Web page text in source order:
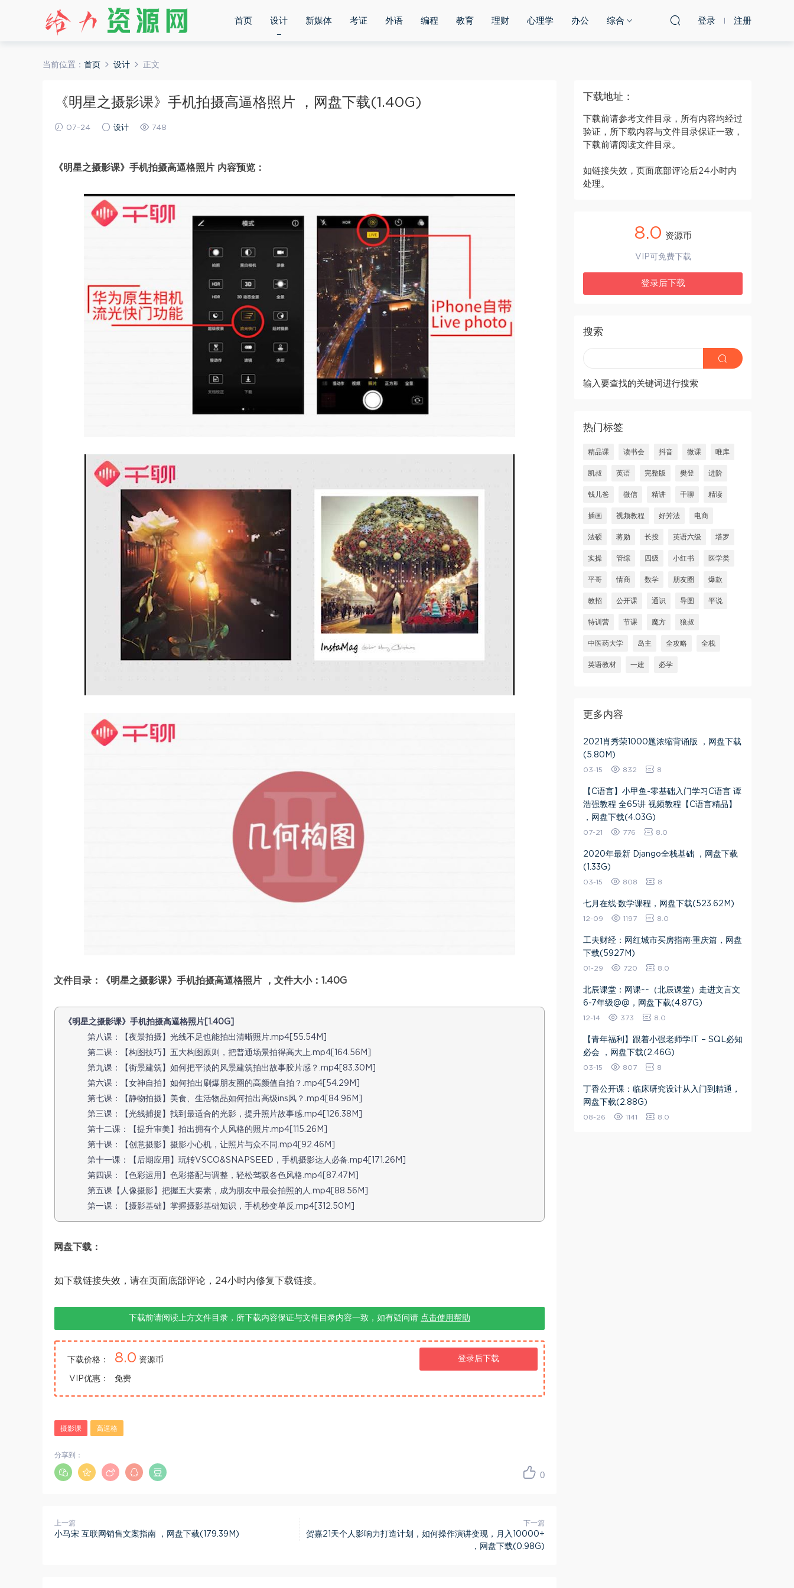
首页 设计 新媒体 考证 外语 编程 教育 理财 心理学 办公 综合 登录 注册
当前位置： 首页 设计 正文
《明星之摄影课》手机拍摄高逼格照片 ，网盘下载(1.40G)
07-24 设计 748
《明星之摄影课》手机拍摄高逼格照片 内容预览：
文件目录：《明星之摄影课》手机拍摄高逼格照片 ，文件大小：1.40G
《明星之摄影课》手机拍摄高逼格照片[1.40G]
第八课：【夜景拍摄】光线不足也能拍出清晰照片.mp4[55.54M]
第二课：【构图技巧】五大构图原则，把普通场景拍得高大上.mp4[164.56M]
第九课：【街景建筑】如何把平淡的风景建筑拍出故事胶片感？.mp4[83.30M]
第六课：【女神自拍】如何拍出刷爆朋友圈的高颜值自拍？.mp4[54.29M]
第七课：【静物拍摄】美食、生活物品如何拍出高级ins风？.mp4[84.96M]
第三课：【光线捕捉】找到最适合的光影，提升照片故事感.mp4[126.38M]
第十二课：【提升审美】拍出拥有个人风格的照片.mp4[115.26M]
第十课：【创意摄影】摄影小心机，让照片与众不同.mp4[92.46M]
第十一课：【后期应用】玩转VSCO&SNAPSEED，手机摄影达人必备.mp4[171.26M]
第四课：【色彩运用】色彩搭配与调整，轻松驾驭各色风格.mp4[87.47M]
第五课【人像摄影】把握五大要素，成为朋友中最会拍照的人.mp4[88.56M]
第一课：【摄影基础】掌握摄影基础知识，手机秒变单反.mp4[312.50M]
网盘下载：
如下载链接失效，请在页面底部评论，24小时内修复下载链接。
下载前请阅读上方文件目录，所下载内容保证与文件目录内容一致，如有疑问请 点击使用帮助
下载价格： 8.0 资源币
VIP优惠： 免费
登录后下载
摄影课 高逼格
0
分享到：
上一篇
小马宋 互联网销售文案指南 ，网盘下载(179.39M)
下一篇
贺嘉21天个人影响力打造计划，如何操作演讲变现，月入10000+
，网盘下载(0.98G)
下载地址：
下载前请参考文件目录，所有内容均经过
验证，所下载内容与文件目录保证一致，
下载前请阅读文件目录。
如链接失效，页面底部评论后24小时内
处理。
8.0 资源币
VIP可免费下载
登录后下载
搜索
输入要查找的关键词进行搜索
热门标签
精品课 读书会 抖音 微课 唯库
凯叔 英语 完整版 樊登 进阶
钱儿爸 微信 精讲 千聊 精读
插画 视频教程 好芳法 电商
法硕 蒋勋 长投 英语六级 塔罗
实操 管综 四级 小红书 医学类
平哥 情商 数学 朋友圈 爆款
教招 公开课 通识 导图 平说
特训营 节课 魔方 狼叔
中医药大学 岛主 全攻略 全栈
英语教材 一建 必学
更多内容
2021肖秀荣1000题浓缩背诵版 ，网盘下载
(5.80M)
03-15 832 8
【C语言】小甲鱼-零基础入门学习C语言 谭
浩强教程 全65讲 视频教程【C语言精品】
，网盘下载(4.03G)
07-21 776 8.0
2020年最新 Django全栈基础 ，网盘下载
(1.33G)
03-15 808 8
七月在线·数学课程，网盘下载(523.62M)
12-09 1197 8.0
工夫财经：网红城市买房指南·重庆篇，网盘
下载(5927M)
01-29 720 8.0
北辰课堂：网课~~（北辰课堂）走进文言文
6-7年级@@，网盘下载(4.87G)
12-14 373 8.0
【青年福利】跟着小强老师学IT – SQL必知
必会 ，网盘下载(2.46G)
03-15 807 8
丁香公开课：临床研究设计从入门到精通，
网盘下载(2.88G)
08-26 1141 8.0